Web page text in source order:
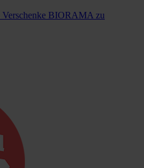
Verschenke BIORAMA zu